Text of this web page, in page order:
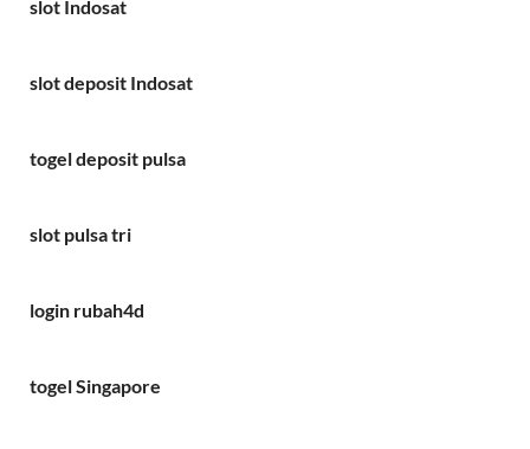
slot Indosat
slot deposit Indosat
togel deposit pulsa
slot pulsa tri
login rubah4d
togel Singapore